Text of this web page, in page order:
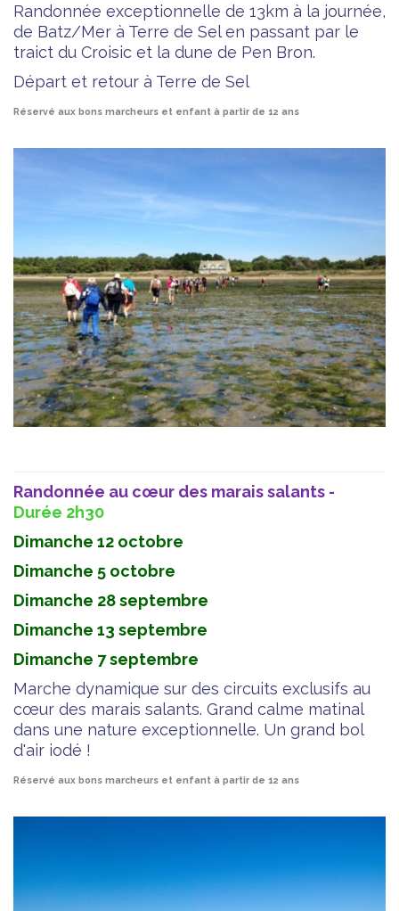
Randonnée exceptionnelle de 13km à la journée,
de Batz/Mer à Terre de Sel en passant par le
traict du Croisic et la dune de Pen Bron.
Départ et retour à Terre de Sel
Réservé aux bons marcheurs et enfant à partir de 12 ans
Randonnée au cœur des marais salants -
Durée 2h30
Dimanche 12 octobre
Dimanche 5 octobre
Dimanche 28 septembre
Dimanche 13 septembre
Dimanche 7 septembre
Marche dynamique sur des circuits exclusifs au
cœur des marais salants. Grand calme matinal
dans une nature exceptionnelle. Un grand bol
d'air iodé !
Réservé aux bons marcheurs et enfant à partir de 12 ans